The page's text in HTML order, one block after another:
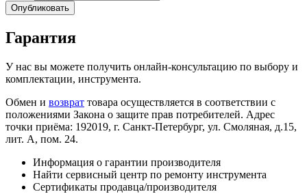
Опубликовать
Гарантия
У нас вы можете получить онлайн-консультацию по выбору и
комплектации, инструмента.
Обмен и возврат товара осуществляется в соответствии с
положениями Закона о защите прав потребителей. Адрес
точки приёма: 192019, г. Санкт-Петербург, ул. Смоляная, д.15,
лит. А, пом. 24.
Информация о гарантии производителя
Найти сервисный центр по ремонту инструмента
Сертификаты продавца/производителя